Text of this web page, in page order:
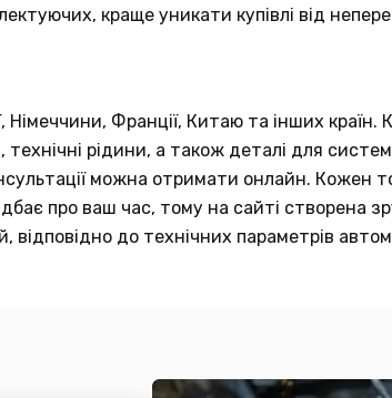
краще уникати купівлі від
Німеччини, Франції, Китаю та інших країн.
рідини, а також деталі для
можна отримати онлайн. Кожен
про ваш час, тому на сайті створена
до технічних параметрів